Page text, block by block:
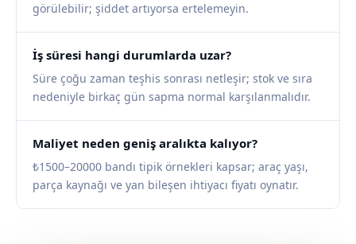
görülebilir; şiddet artıyorsa ertelemeyin.
İş süresi hangi durumlarda uzar?
Süre çoğu zaman teşhis sonrası netleşir; stok ve sıra
nedeniyle birkaç gün sapma normal karşılanmalıdır.
Maliyet neden geniş aralıkta kalıyor?
₺1500–20000 bandı tipik örnekleri kapsar; araç yaşı,
parça kaynağı ve yan bileşen ihtiyacı fiyatı oynatır.